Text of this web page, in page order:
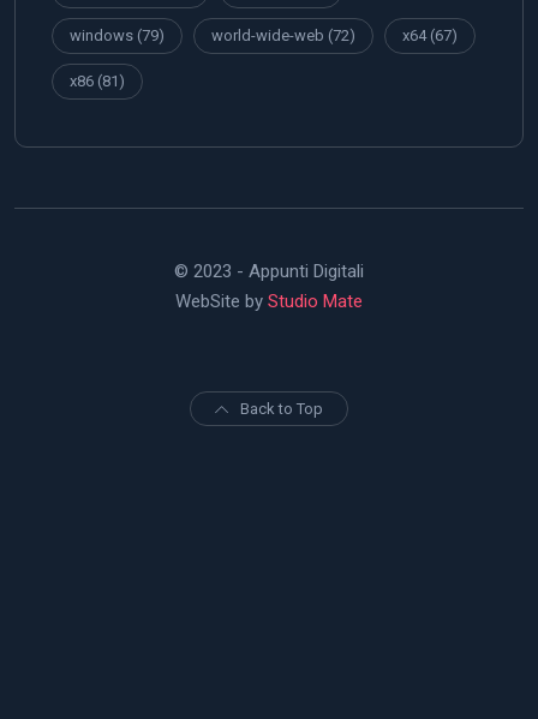
windows (79) world-wide-web (72) x64(67)
x86 (81)
© 2023 - Appunti Digitali
WebSite by Studio Mate
Back to Top